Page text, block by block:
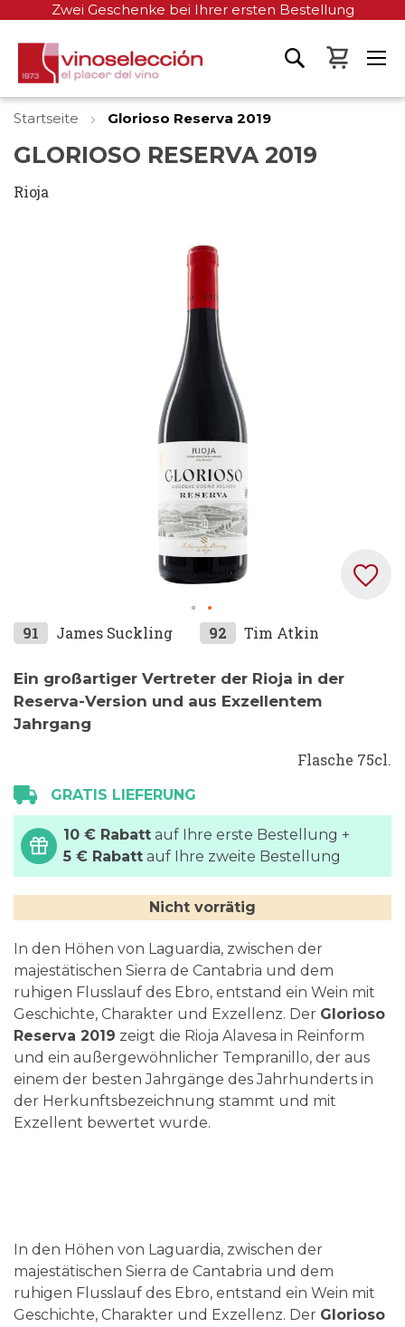
Zwei Geschenke bei Ihrer ersten Bestellung
Mein
Startseite Glorioso Reserva 2019
GLORIOSO RESERVA 2019
Rioja
Zum
der
Bildgalerie
springen
91 James Suckling 92 Tim Atkin
Ein großartiger Vertreter der Rioja in der
Reserva-Version und aus Exzellentem
Jahrgang
Flasche 75cl.
GRATIS LIEFERUNG
10 € Rabatt auf Ihre erste Bestellung +
5 € Rabatt auf Ihre zweite Bestellung
Nicht vorrätig
In den Höhen von Laguardia, zwischen der
majestätischen Sierra de Cantabria und dem
ruhigen Flusslauf des Ebro, entstand ein Wein mit
Geschichte, Charakter und Exzellenz. Der Glorioso
Reserva 2019 zeigt die Rioja Alavesa in Reinform
und ein außergewöhnlicher Tempranillo, der aus
einem der besten Jahrgänge des Jahrhunderts in
der Herkunftsbezeichnung stammt und mit
Exzellent bewertet wurde.
In den Höhen von Laguardia, zwischen der
majestätischen Sierra de Cantabria und dem
ruhigen Flusslauf des Ebro, entstand ein Wein mit
Geschichte, Charakter und Exzellenz. Der Glorioso